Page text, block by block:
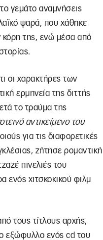
γεμάτο αναμνήσεις
ψαρά, που χάθηκε
κόρη της, ενώ μέσα από
οι χαρακτήρες των
ερμηνεία της διττής
το τραύμα της
αντικείμενο του
για τις διαφορετικές
ζήτησε ρομαντική
πινελιές του
ενός χιτσκοκικού φιλμ
τους τίτλους αρχής,
εξώφυλλο ενός cd του